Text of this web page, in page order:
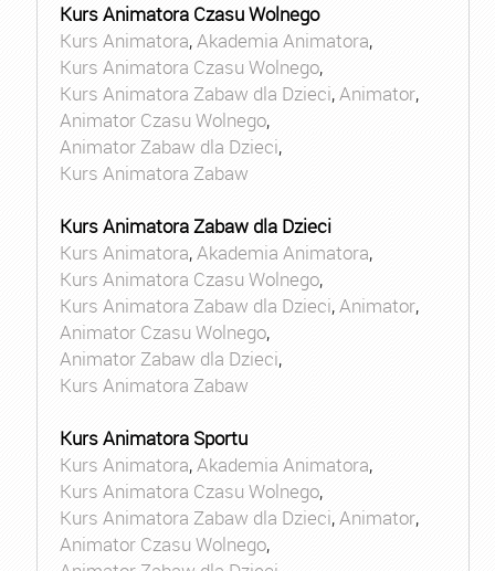
Kurs Animatora Czasu Wolnego
Kurs Animatora,Akademia Animatora,
Kurs Animatora Czasu Wolnego,
Kurs Animatora Zabaw dla Dzieci,Animator,
Animator Czasu Wolnego,
Animator Zabaw dla Dzieci,
Kurs Animatora Zabaw
Kurs Animatora Zabaw dla Dzieci
Kurs Animatora,Akademia Animatora,
Kurs Animatora Czasu Wolnego,
Kurs Animatora Zabaw dla Dzieci,Animator,
Animator Czasu Wolnego,
Animator Zabaw dla Dzieci,
Kurs Animatora Zabaw
Kurs Animatora Sportu
Kurs Animatora,Akademia Animatora,
Kurs Animatora Czasu Wolnego,
Kurs Animatora Zabaw dla Dzieci,Animator,
Animator Czasu Wolnego,